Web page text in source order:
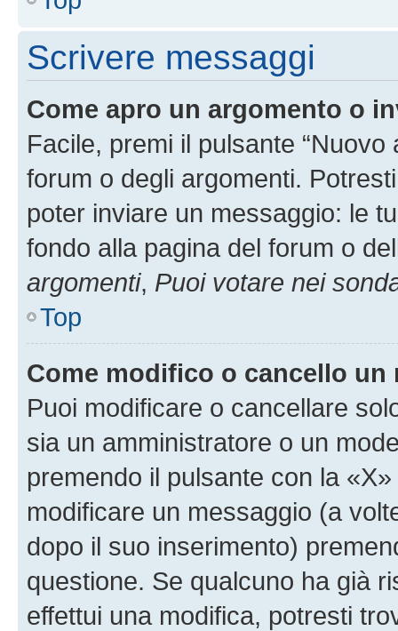
Scrivere messaggi
Come apro un argomento o
Facile, premi il pulsante
forum o degli argomenti.
poter inviare un messaggio: le
fondo alla pagina del forum o
argomenti, Puoi votare nei
Top
Come modifico o cancello un
Puoi modificare o cancellare
sia un amministratore o un
premendo il pulsante con la
modificare un messaggio (a
dopo il suo inserimento)
questione. Se qualcuno ha già
effettui una modifica, potresti